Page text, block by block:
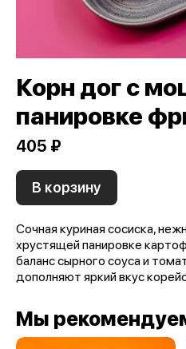
Корн дог с
панировке
405 ₽
В корзину
Сочная куриная сосиска,
хрустящей панировке
баланс сырного соуса и
дополняют яркий вкус
Мы